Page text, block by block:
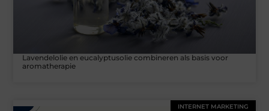
Lavendelolie en eucalyptusolie combineren als basis voor
aromatherapie
INTERNET MARKETING